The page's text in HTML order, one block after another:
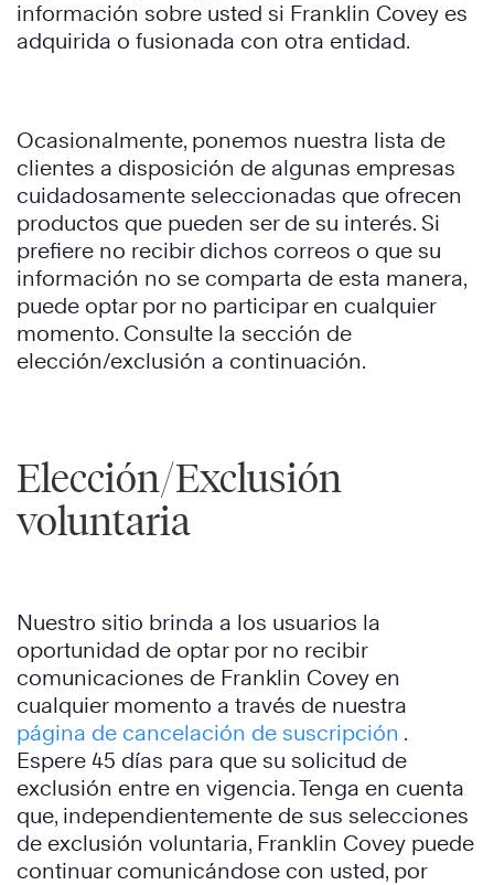
información sobre usted si Franklin Covey es
adquirida o fusionada con otra entidad.
Ocasionalmente, ponemos nuestra lista de
clientes a disposición de algunas empresas
cuidadosamente seleccionadas que ofrecen
productos que pueden ser de su interés. Si
prefiere no recibir dichos correos o que su
información no se comparta de esta manera,
puede optar por no participar en cualquier
momento. Consulte la sección de
elección/exclusión a continuación.
Elección/Exclusión
voluntaria
Nuestro sitio brinda a los usuarios la
oportunidad de optar por no recibir
comunicaciones de Franklin Covey en
cualquier momento a través de nuestra
página de cancelación de suscripción .
Espere 45 días para que su solicitud de
exclusión entre en vigencia. Tenga en cuenta
que, independientemente de sus selecciones
de exclusión voluntaria, Franklin Covey puede
continuar comunicándose con usted, por